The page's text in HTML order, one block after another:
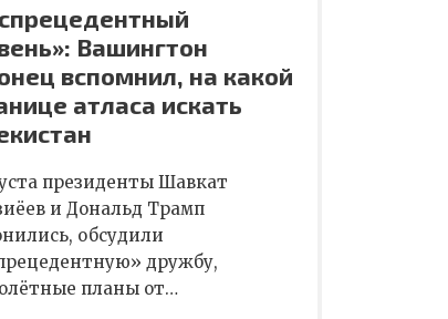
Вашингтон
вспомнил, на какой
атласа искать
президенты Шавкат
и Дональд Трамп
обсудили
дружбу,
планы от…